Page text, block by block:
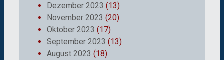
Dezember 2023 (13)
November 2023 (20)
Oktober 2023 (17)
September 2023 (13)
August 2023 (18)